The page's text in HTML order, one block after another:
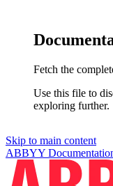
Fetch the
Use this file to
exploring further.
Skip to main content
ABBYY